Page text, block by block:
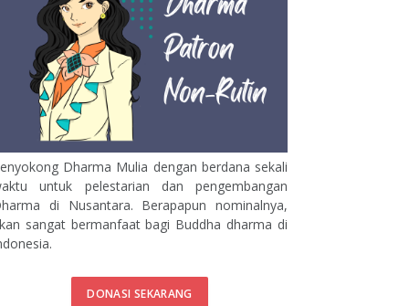
Dharma Mulia dengan berdana sekali
untuk pelestarian dan pengembangan
di Nusantara. Berapapun nominalnya,
sangat bermanfaat bagi Buddha dharma di
DONASI SEKARANG